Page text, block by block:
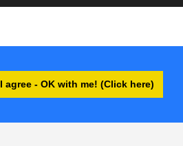
I agree - OK with me! (Click here)